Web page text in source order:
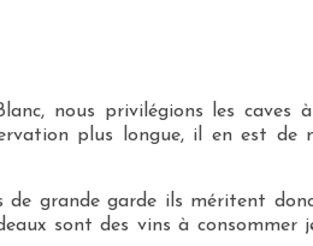
nous privilégions les
plus longue, il en est de
grande garde ils méritent
sont des vins à consommer